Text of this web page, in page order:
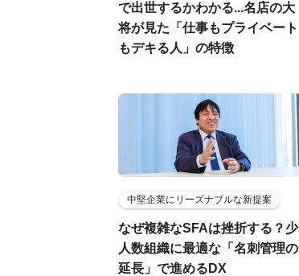
で出世するかわかる...名店の大
将が見た「仕事もプライベート
もデキる人」の特徴
中堅企業にリーズナブルな新提案
なぜ複雑なSFAは挫折する？少
人数組織に最適な「名刺管理の
延長」で進めるDX